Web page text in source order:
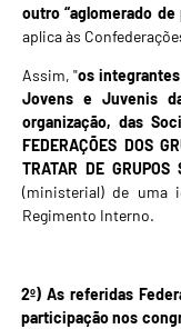
outro “aglomerado
aplica às
Assim, "os
Jovens e Juvenis
organização, das
FEDERAÇÕES DOS
TRATAR DE GRUPOS
(ministerial) de uma
Regimento Interno.
2º) As referidas
participação nos